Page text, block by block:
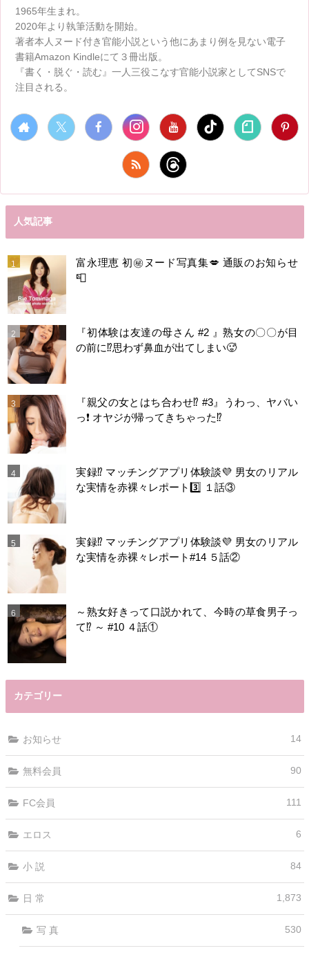
1965年生まれ。
2020年より執筆活動を開始。
著者本人ヌード付き官能小説という他にあまり例を見ない電子
書籍Amazon Kindleにて３冊出版。
『書く・脱ぐ・読む』一人三役こなす官能小説家としてSNSで
注目される。
人気記事
富永理恵 初㊙️ヌード写真集💋 通販のお知らせ
📮
『初体験は友達の母さん #2 』熟女の〇〇が目
の前に⁉️思わず鼻血が出てしまい🥵
『親父の女とはち合わせ⁉︎ #3』うわっ、ヤバい
っ❗️ オヤジが帰ってきちゃった⁉️
実録⁉️ マッチングアプリ体験談💜 男女のリアル
な実情を赤裸々レポート3️⃣ １話③
実録⁉️ マッチングアプリ体験談💜 男女のリアル
な実情を赤裸々レポート#14 ５話②
～熟女好きって口説かれて、今時の草食男子っ
て⁉️ ～ #10 ４話①
カテゴリー
お知らせ 14
無料会員 90
FC会員 111
エロス 6
小 説 84
日 常 1,873
写 真 530